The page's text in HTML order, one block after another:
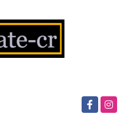
Facebook